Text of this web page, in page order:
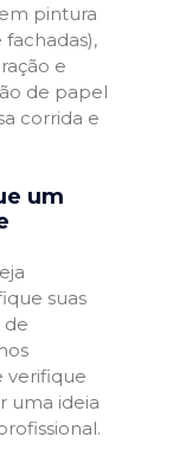
pintura
e
de papel
corrida e
um
suas
de
verifique
uma ideia